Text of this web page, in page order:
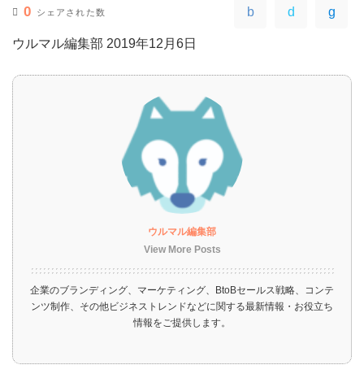
0 シェアされた数
ウルマル編集部 2019年12月6日
ウルマル編集部
View More Posts
企業のブランディング、マーケティング、BtoBセールス戦略、コンテ
ンツ制作、その他ビジネストレンドなどに関する最新情報・お役立ち
情報をご提供します。